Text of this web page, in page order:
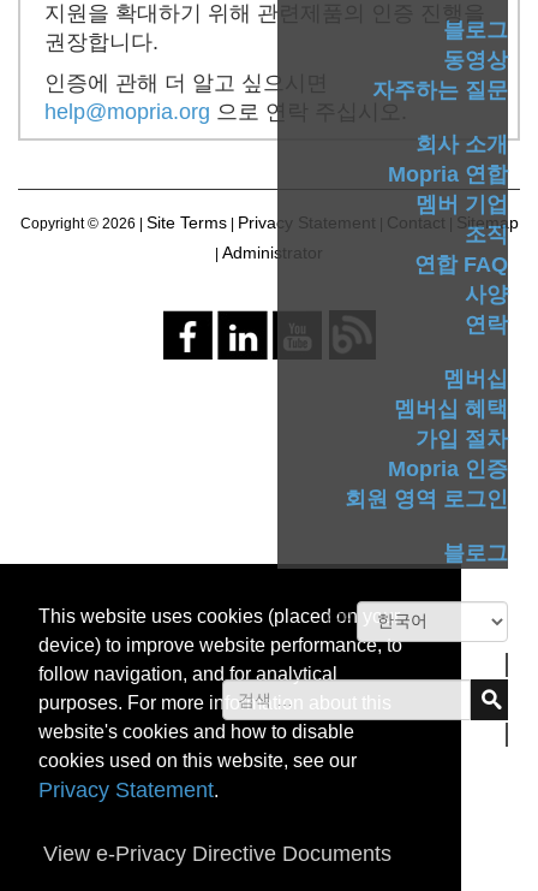
This website uses cookies (placed on your
device) to improve website performance, to
follow navigation, and for analytical
purposes. For more information about this
website's cookies and how to disable
cookies used on this website, see our
Privacy Statement.
View e-Privacy Directive Documents
블로그
동영상
자주하는 질문
회사 소개
Mopria 연합
멤버 기업
조직
연합 FAQ
사양
연락
멤버십
멤버십 혜택
가입 절차
Mopria 인증
회원 영역 로그인
블로그
지원을 확대하기 위해 관련제품의 인증 진행을
권장합니다.
인증에 관해 더 알고 싶으시면
help@mopria.org 으로 연락 주십시오.
Copyright © 2026 | Site Terms| Privacy Statement Contact Sitemap
Administrator